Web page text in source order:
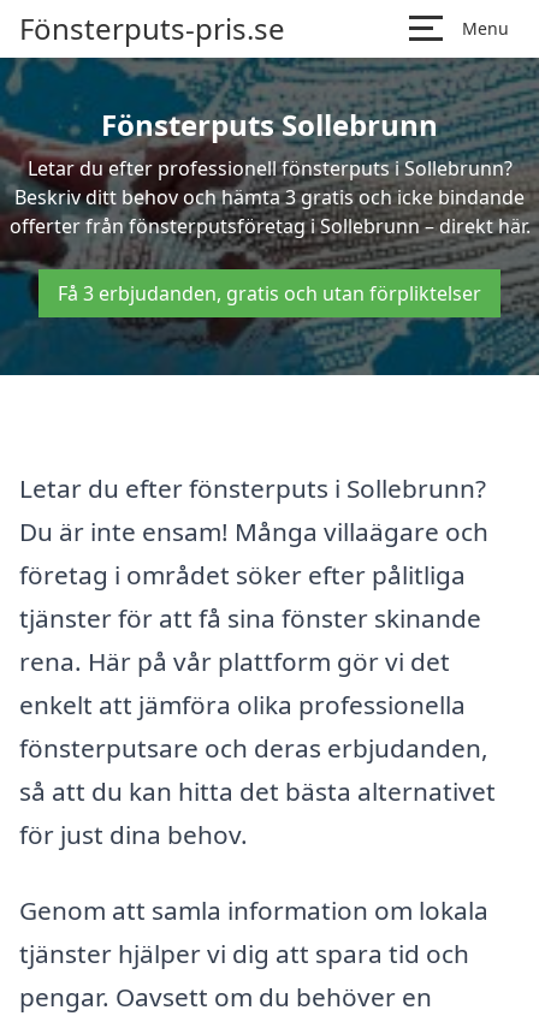
Fönsterputs-pris.se Menu
Fönsterputs Sollebrunn
Letar du efter professionell fönsterputs i Sollebrunn?
Beskriv ditt behov och hämta 3 gratis och icke bindande
offerter från fönsterputsföretag i Sollebrunn – direkt här.
Få 3 erbjudanden, gratis och utan förpliktelser
Letar du efter fönsterputs i Sollebrunn?
Du är inte ensam! Många villaägare och
företag i området söker efter pålitliga
tjänster för att få sina fönster skinande
rena. Här på vår plattform gör vi det
enkelt att jämföra olika professionella
fönsterputsare och deras erbjudanden,
så att du kan hitta det bästa alternativet
för just dina behov.
Genom att samla information om lokala
tjänster hjälper vi dig att spara tid och
pengar. Oavsett om du behöver en